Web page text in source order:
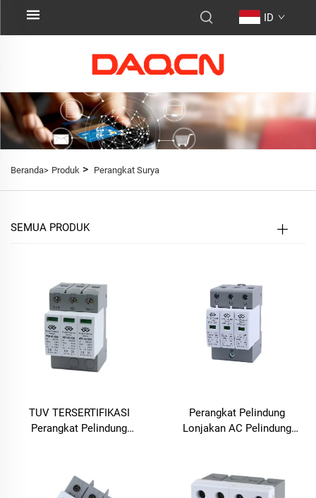
ID
Beranda> Produk > Perangkat Surya
SEMUA PRODUK
TUV TERSERTIFIKASI
Perangkat Pelindung
Perangkat Perlindungan
Lonjakan Cerdas SPD
Perangkat Pelindung
Lonjakan AC Pelindung
Cerdas SPD